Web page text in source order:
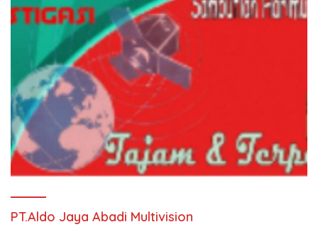
PT.Aldo Jaya Abadi Multivision